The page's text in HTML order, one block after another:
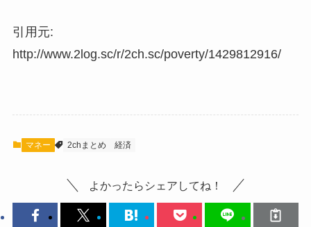
引用元:
http://www.2log.sc/r/2ch.sc/poverty/1429812916/
マネー 2chまとめ 経済
よかったらシェアしてね！